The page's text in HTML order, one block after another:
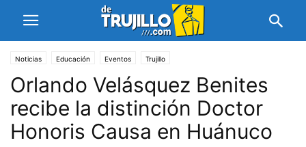
Noticias Educación Eventos Trujillo
Orlando Velásquez Benites
recibe la distinción Doctor
Honoris Causa en Huánuco